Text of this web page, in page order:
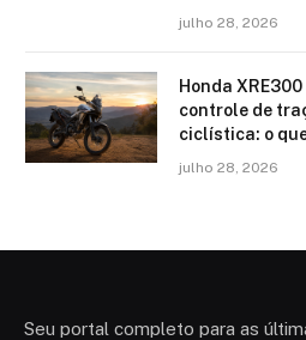
julho 28, 2026
Honda
controle de
ciclística: o
julho 28, 2026
Seu portal completo para as